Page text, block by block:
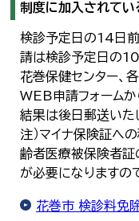
制度に加入されてい
検診予定日の14日
請は検診予定日の
花巻保健センター、
WEB申請フォームか
結果は後日郵送いた
注）マイナ保険証へ
齢者医療被保険者証
が必要になりますの
花巻市 検診料免